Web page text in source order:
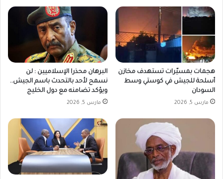
هجمات بمسيّرات تستهدف مخازن
أسلحة للجيش في كوستي وسط
السودان
مارس 5, 2026
البرهان محذرا الإسلاميين : لن
نسمح لأحد بالتحدث باسم الجيش..
ويؤكد تضامنه مع دول الخليج
مارس 5, 2026